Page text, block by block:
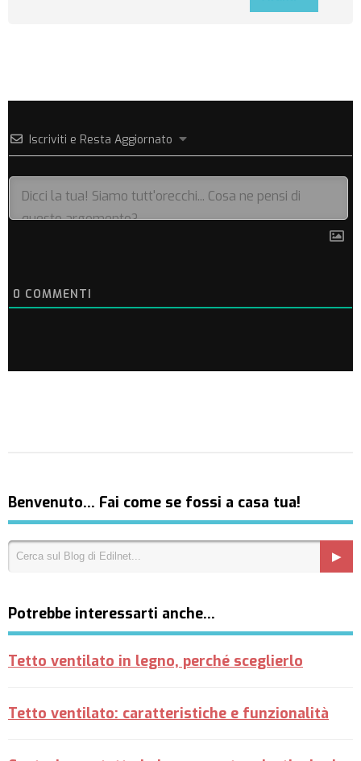
Iscriviti e Resta Aggiornato
0 COMMENTI
Benvenuto… Fai come se fossi a casa tua!
Potrebbe interessarti anche…
Tetto ventilato in legno, perché sceglierlo
Tetto ventilato: caratteristiche e funzionalità